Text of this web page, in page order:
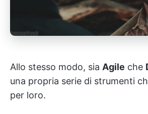
Allo stesso modo, sia Agile che
una propria serie di strumenti
per loro.